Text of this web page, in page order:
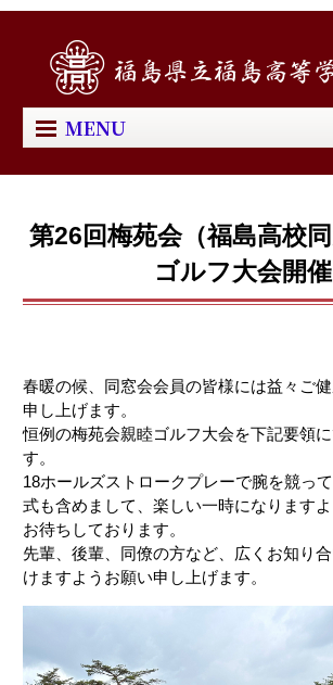
MENU
第26回梅苑会（福島高校
ゴルフ大会開催
春暖の候、同窓会会員の皆様には益々ご
申し上げます。
恒例の梅苑会親睦ゴルフ大会を下記要領
す。
18ホールズストロークプレーで腕を競っ
式も含めまして、楽しい一時になります
お待ちしております。
先輩、後輩、同僚の方など、広くお知り
けますようお願い申し上げます。